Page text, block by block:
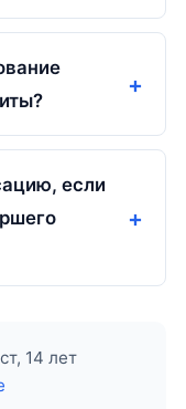
если
14 лет